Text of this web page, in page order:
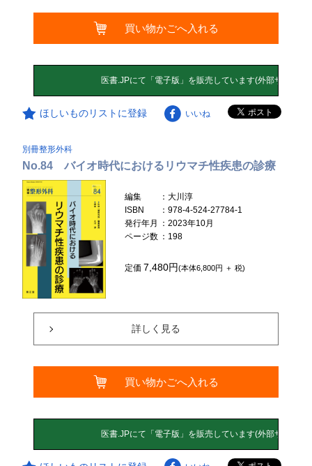
買い物かごへ入れる
ほしいものリストに登録 いいね
別冊整形外科
No.84 バイオ時代におけるリウマチ性疾患の診療
編集
：大川淳
ISBN
：978-4-524-27784-1
発行年月
：2023年10月
ページ数 ：198
定価 7,480円(本体6,800円 ＋ 税)
詳しく見る
買い物かごへ入れる